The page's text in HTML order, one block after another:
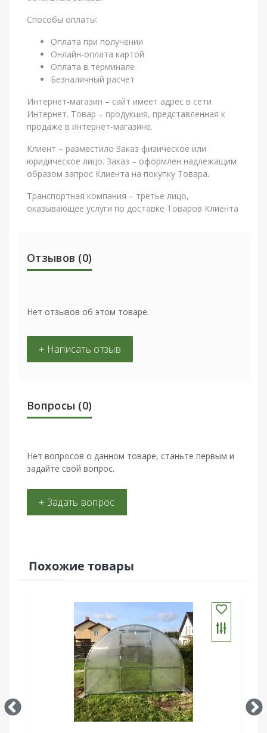
Способы оплаты:
Оплата при получении
Онлайн-оплата картой
Оплата в терминале
Безналичный расчет
Интернет-магазин – сайт имеет адрес в сети
Интернет. Товар – продукция, представленная к
продаже в интернет-магазине.
Клиент – разместило Заказ физическое или
юридическое лицо. Заказ – оформлен надлежащим
образом запрос Клиента на покупку Товара.
Транспортная компания – третье лицо,
оказывающее услуги по доставке Товаров Клиента
Отзывов (0)
Нет отзывов об этом товаре.
+ Написать отзыв
Вопросы (0)
Нет вопросов о данном товаре, станьте первым и
задайте свой вопрос.
+ Задать вопрос
Похожие товары